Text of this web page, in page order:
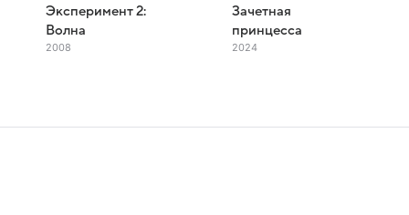
Эксперимент 2:
Волна
2008
Зачетная
принцесса
2024